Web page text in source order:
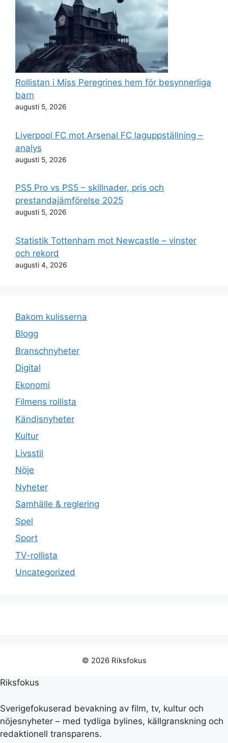
Rollistan i Miss Peregrines hem för besynnerliga
barn
augusti 5, 2026
Liverpool FC mot Arsenal FC laguppställning –
analys
augusti 5, 2026
PS5 Pro vs PS5 – skillnader, pris och
prestandajämförelse 2025
augusti 5, 2026
Statistik Tottenham mot Newcastle – vinster
och rekord
augusti 4, 2026
Bakom kulisserna
Blogg
Branschnyheter
Digital
Ekonomi
Filmens rollista
Kändisnyheter
Kultur
Livsstil
Nöje
Nyheter
Samhälle & reglering
Spel
Sport
TV-rollista
Uncategorized
© 2026 Riksfokus
Riksfokus
Sverigefokuserad bevakning av film, tv, kultur och
nöjesnyheter – med tydliga bylines, källgranskning och
redaktionell transparens.